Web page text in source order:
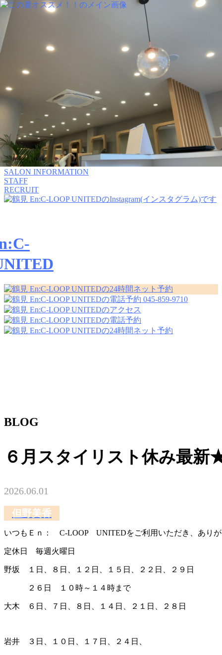
img:is([sizes=auto i],[sizes^="auto," i]){contain-intrinsic-
size:3000px 1500px} /*# sourceURL=wp-img-auto-sizes-contain-
inline-css */
BLOG
STAFF
MENU
PRODUCT
COLUMN
BLOG
SALON INFORMATION
STAFF
RECRUIT
045-859-9710
BLOG
６月スタイリスト休み最新
2026.06.01
但野美香
いつもＥｎ： C-LOOP UNITEDをご利用いただき、ありが
定休日 毎週火曜日
野坂 １日、８日、１２日、１５日、２２日、２９日
２６日 １０時～１４時まで
大木 ６日、７日、８日、１４日、２１日、２８日
岩井 ３日、１０日、１７日、２４日、